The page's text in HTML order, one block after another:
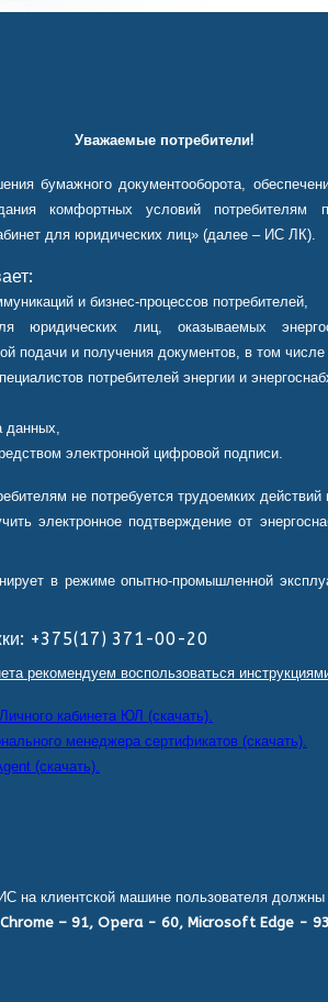
Уважаемые потребители!
бумажного документооборота,
комфортных условий потребителям
для юридических лиц» (далее – ИС ЛК).
и бизнес-процессов потребителей,
юридических лиц, оказываемых
подачи и получения документов, в том
потребителей энергии и
данных,
электронной цифровой подписи.
не потребуется трудоемких действий
электронное подтверждение от
в режиме опытно-промышленной
+375(17) 371-00-20
рекомендуем воспользоваться
кабинета ЮЛ (скачать).
менеджера сертификатов (скачать).
(скачать).
на клиентской машине пользователя
Chrome – 91, Opera - 60, Microsoft Edge -